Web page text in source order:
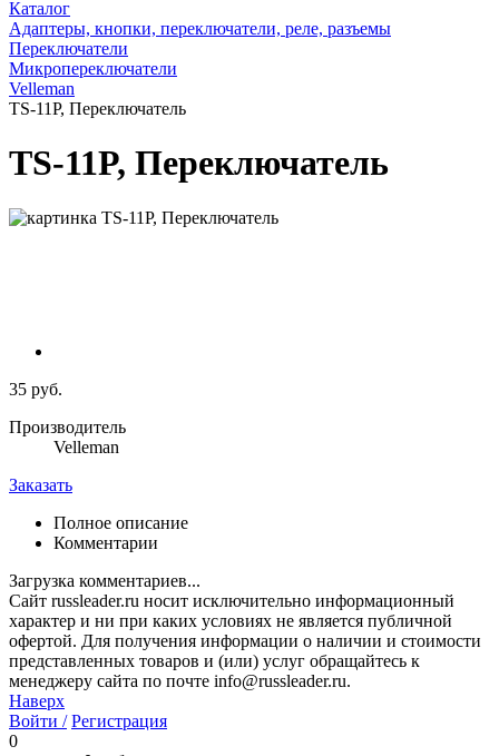
Каталог
Адаптеры, кнопки, переключатели, реле, разъемы
Переключатели
Микропереключатели
Velleman
TS-11P, Переключатель
TS-11P, Переключатель
35 руб.
Производитель
Velleman
Заказать
Полное описание
Комментарии
Загрузка комментариев...
Сайт russleader.ru носит исключительно информационный
характер и ни при каких условиях не является публичной
офертой. Для получения информации о наличии и стоимости
представленных товаров и (или) услуг обращайтесь к
менеджеру сайта по почте info@russleader.ru.
Наверх
Войти / Регистрация
0